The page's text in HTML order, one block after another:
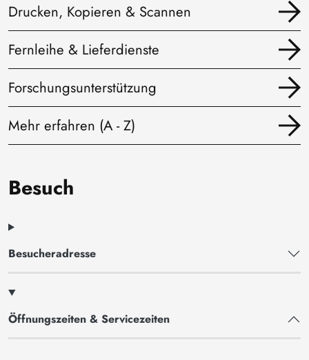
Drucken, Kopieren & Scannen
Fernleihe & Lieferdienste
Forschungsunterstützung
Mehr erfahren (A - Z)
Besuch
Besucheradresse
Öffnungszeiten & Servicezeiten